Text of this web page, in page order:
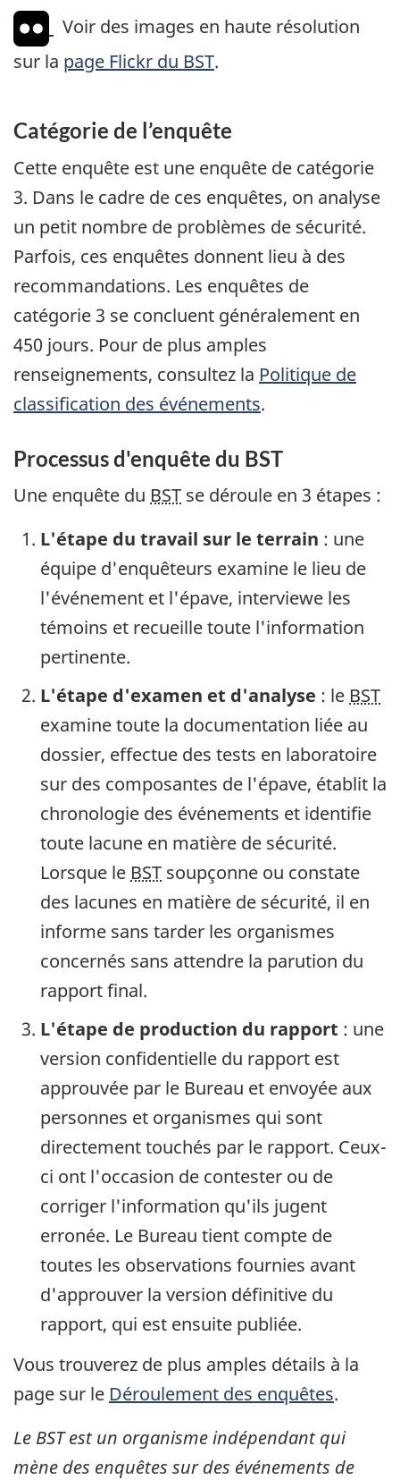
Voir des images en haute résolution
sur la page Flickr du BST.
Catégorie de l’enquête
Cette enquête est une enquête de catégorie
3. Dans le cadre de ces enquêtes, on analyse
un petit nombre de problèmes de sécurité.
Parfois, ces enquêtes donnent lieu à des
recommandations. Les enquêtes de
catégorie 3 se concluent généralement en
450 jours. Pour de plus amples
renseignements, consultez la Politique de
classification des événements.
Processus d'enquête du BST
Une enquête du BST se déroule en 3 étapes :
L'étape du travail sur le terrain : une
équipe d'enquêteurs examine le lieu de
l'événement et l'épave, interviewe les
témoins et recueille toute l'information
pertinente.
L'étape d'examen et d'analyse : le BST
examine toute la documentation liée au
dossier, effectue des tests en laboratoire
sur des composantes de l'épave, établit la
chronologie des événements et identifie
toute lacune en matière de sécurité.
Lorsque le BST soupçonne ou constate
des lacunes en matière de sécurité, il en
informe sans tarder les organismes
concernés sans attendre la parution du
rapport final.
L'étape de production du rapport : une
version confidentielle du rapport est
approuvée par le Bureau et envoyée aux
personnes et organismes qui sont
directement touchés par le rapport. Ceux-
ci ont l'occasion de contester ou de
corriger l'information qu'ils jugent
erronée. Le Bureau tient compte de
toutes les observations fournies avant
d'approuver la version définitive du
rapport, qui est ensuite publiée.
Vous trouverez de plus amples détails à la
page sur le Déroulement des enquêtes.
Le BST est un organisme indépendant qui
mène des enquêtes sur des événements de